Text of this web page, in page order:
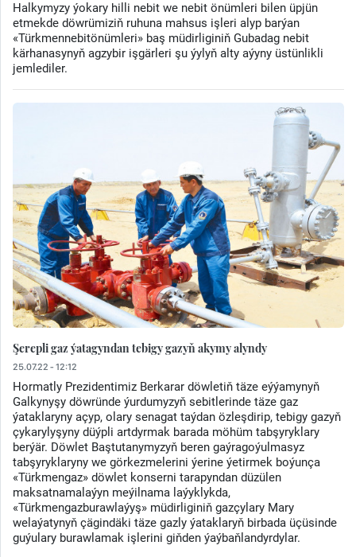
Halkymyzy ýokary hilli nebit we nebit önümleri bilen üpjün
etmekde döwrümiziň ruhuna mahsus işleri alyp barýan
«Türkmennebitönümleri» baş müdirliginiň Gubadag nebit
kärhanasynyň agzybir işgärleri şu ýylyň alty aýyny üstünlikli
jemlediler.
Şerepli gaz ýatagyndan tebigy gazyň akymy alyndy
25.07.22 - 12:12
Hormatly Prezidentimiz Berkarar döwletiň täze eýýamynyň
Galkynyşy döwründe ýurdumyzyň sebitlerinde täze gaz
ýataklaryny açyp, olary senagat taýdan özleşdirip, tebigy gazyň
çykarylyşyny düýpli artdyrmak barada möhüm tabşyryklary
berýär. Döwlet Baştutanymyzyň beren gaýragoýulmasyz
tabşyryklaryny we görkezmelerini ýerine ýetirmek boýunça
«Türkmengaz» döwlet konserni tarapyndan düzülen
maksatnamalaýyn meýilnama laýyklykda,
«Türkmengazburawlaýyş» müdirliginiň gazçylary Mary
welaýatynyň çägindäki täze gazly ýataklaryň birbada üçüsinde
guýulary burawlamak işlerini giňden ýaýbaňlandyrdylar.